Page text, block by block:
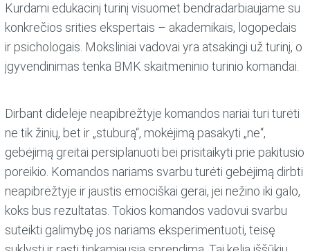
Kurdami edukacinį turinį visuomet bendradarbiaujame su
konkrečios srities ekspertais – akademikais, logopedais
ir psichologais. Moksliniai vadovai yra atsakingi už turinį, o
įgyvendinimas tenka BMK skaitmeninio turinio komandai.
Dirbant didelėje neapibrėžtyje komandos nariai turi turėti
ne tik žinių, bet ir „stuburą“, mokėjimą pasakyti „ne“,
gebėjimą greitai persiplanuoti bei prisitaikyti prie pakitusio
poreikio. Komandos nariams svarbu turėti gebėjimą dirbti
neapibrėžtyje ir jaustis emociškai gerai, jei nežino iki galo,
koks bus rezultatas. Tokios komandos vadovui svarbu
suteikti galimybę jos nariams eksperimentuoti, teisę